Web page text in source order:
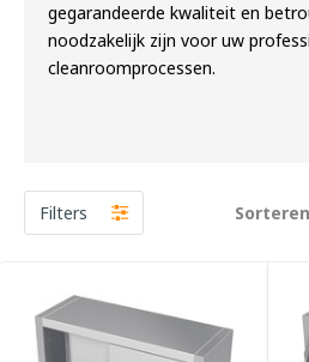
gegarandeerde kwaliteit en
noodzakelijk zijn voor uw
cleanroomprocessen.
Filters